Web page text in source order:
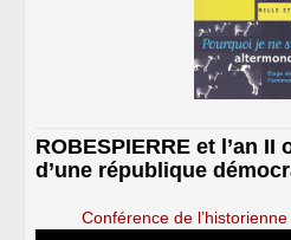
ROBESPIERRE et l’an
d’une république
Conférence de